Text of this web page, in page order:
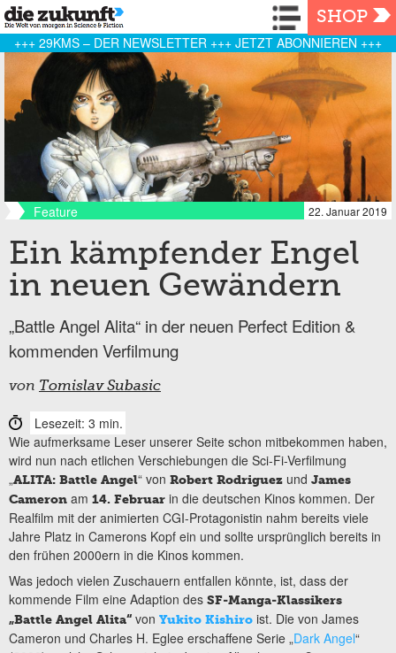
Navigation
SHOP
+++ 29KMS – DER NEWSLETTER +++ JETZT ABONNIEREN +++
Feature 22. Januar 2019
Ein kämpfender Engel
in neuen Gewändern
„Battle Angel Alita“ in der neuen Perfect Edition &
kommenden Verfilmung
von Tomislav Subasic
Lesezeit: 3 min.
Wie aufmerksame Leser unserer Seite schon mitbekommen haben,
wird nun nach etlichen Verschiebungen die Sci-Fi-Verfilmung
„ALITA: Battle Angel“ von Robert Rodriguez und James
Cameron am 14. Februar in die deutschen Kinos kommen. Der
Realfilm mit der animierten CGI-Protagonistin nahm bereits viele
Jahre Platz in Camerons Kopf ein und sollte ursprünglich bereits in
den frühen 2000ern in die Kinos kommen.
Was jedoch vielen Zuschauern entfallen könnte, ist, dass der
kommende Film eine Adaption des SF-Manga-Klassikers
„Battle Angel Alita“ von Yukito Kishiro ist. Die von James
Cameron und Charles H. Eglee erschaffene Serie „Dark Angel“